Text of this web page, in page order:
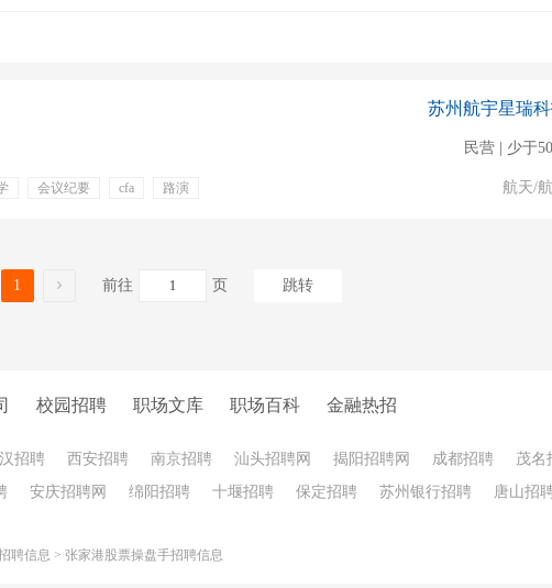
会议纪要 cfa
路演
苏州航宇星瑞
民营 | 少于
航天/
1 前往 页 跳转
校园招聘 职场文库 职场百科 金融热招
招聘 西安招聘 南京招聘 汕头招聘网 揭阳招聘网 成都招聘 茂名
安庆招聘网 绵阳招聘 十堰招聘 保定招聘 苏州银行招聘 唐山招
聘信息 > 张家港股票操盘手招聘信息